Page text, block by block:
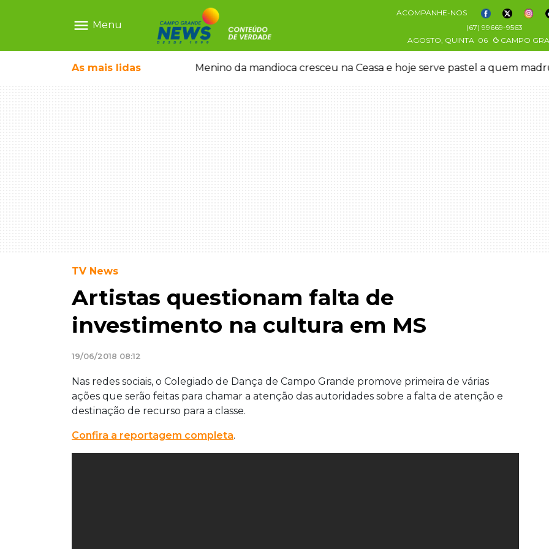
menu Menu
ACOMPANHE-NOS
(67) 99669-9563
AGOSTO, QUINTA 06 CAMPO
As mais lidas
show gratuito na Feira Central Menino da mandioca cresceu na Ceasa e hoje serve pastel a quem
TV News
Artistas questionam falta de
investimento na cultura em MS
19/06/2018 08:12
Nas redes sociais, o Colegiado de Dança de Campo Grande promove primeira de várias
ações que serão feitas para chamar a atenção das autoridades sobre a falta de atenção e
destinação de recurso para a classe.
Confira a reportagem completa.